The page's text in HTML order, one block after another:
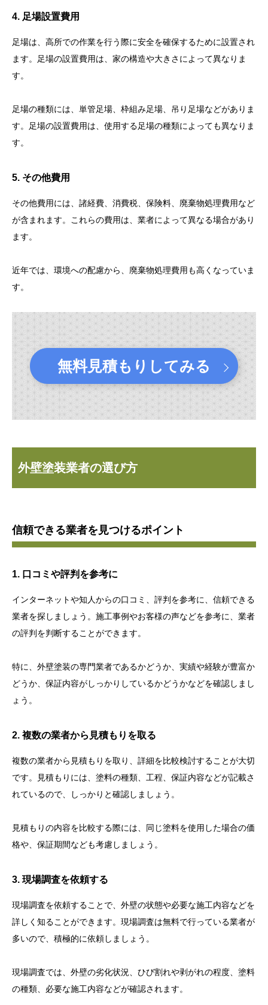
4. 足場設置費用
足場は、高所での作業を行う際に安全を確保するために設置され
ます。足場の設置費用は、家の構造や大きさによって異なりま
す。
足場の種類には、単管足場、枠組み足場、吊り足場などがありま
す。足場の設置費用は、使用する足場の種類によっても異なりま
す。
5. その他費用
その他費用には、諸経費、消費税、保険料、廃棄物処理費用など
が含まれます。これらの費用は、業者によって異なる場合があり
ます。
近年では、環境への配慮から、廃棄物処理費用も高くなっていま
す。
無料見積もりしてみる
外壁塗装業者の選び方
信頼できる業者を見つけるポイント
1. 口コミや評判を参考に
インターネットや知人からの口コミ、評判を参考に、信頼できる
業者を探しましょう。施工事例やお客様の声などを参考に、業者
の評判を判断することができます。
特に、外壁塗装の専門業者であるかどうか、実績や経験が豊富か
どうか、保証内容がしっかりしているかどうかなどを確認しまし
ょう。
2. 複数の業者から見積もりを取る
複数の業者から見積もりを取り、詳細を比較検討することが大切
です。見積もりには、塗料の種類、工程、保証内容などが記載さ
れているので、しっかりと確認しましょう。
見積もりの内容を比較する際には、同じ塗料を使用した場合の価
格や、保証期間なども考慮しましょう。
3. 現場調査を依頼する
現場調査を依頼することで、外壁の状態や必要な施工内容などを
詳しく知ることができます。現場調査は無料で行っている業者が
多いので、積極的に依頼しましょう。
現場調査では、外壁の劣化状況、ひび割れや剥がれの程度、塗料
の種類、必要な施工内容などが確認されます。